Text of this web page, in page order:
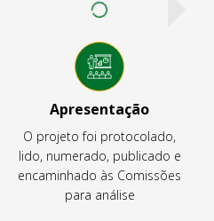
Apresentação
O projeto foi protocolado,
lido, numerado, publicado e
encaminhado às Comissões
para análise